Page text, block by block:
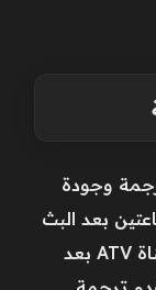
وجودة
بعد البث
على تليجرام، أو عبر الموقع الرسمي لقناة ATV بعد